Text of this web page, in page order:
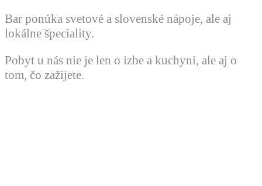
Bar ponúka svetové a slovenské nápoje, ale aj
lokálne špeciality.
Pobyt u nás nie je len o izbe a kuchyni, ale aj o
tom, čo zažijete.